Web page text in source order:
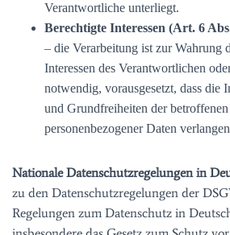
Verantwortliche unterliegt.
Berechtigte Interessen (Art. 6
– die Verarbeitung ist zur Wahrung
Interessen des Verantwortlichen
notwendig, vorausgesetzt, dass die
und Grundfreiheiten der
personenbezogener Daten
Nationale Datenschutzregelungen in
zu den Datenschutzregelungen der
Regelungen zum Datenschutz in